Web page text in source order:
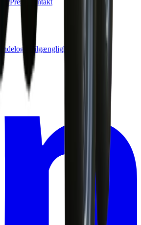
Pressekontakt
Tilgænglighedserklæring